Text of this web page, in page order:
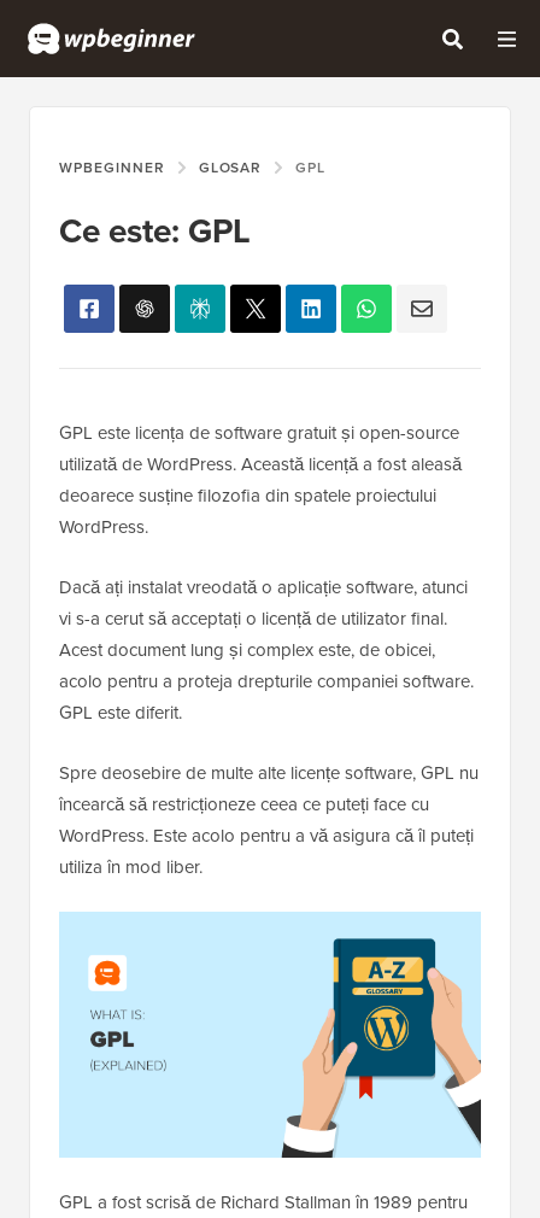
WPBEGINNER GLOSAR GPL
Ce este: GPL
GPL este licența de software gratuit și open-source
utilizată de WordPress. Această licență a fost aleasă
deoarece susține filozofia din spatele proiectului
WordPress.
Dacă ați instalat vreodată o aplicație software, atunci
vi s-a cerut să acceptați o licență de utilizator final.
Acest document lung și complex este, de obicei,
acolo pentru a proteja drepturile companiei software.
GPL este diferit.
Spre deosebire de multe alte licențe software, GPL nu
încearcă să restricționeze ceea ce puteți face cu
WordPress. Este acolo pentru a vă asigura că îl puteți
utiliza în mod liber.
GPL a fost scrisă de Richard Stallman în 1989 pentru